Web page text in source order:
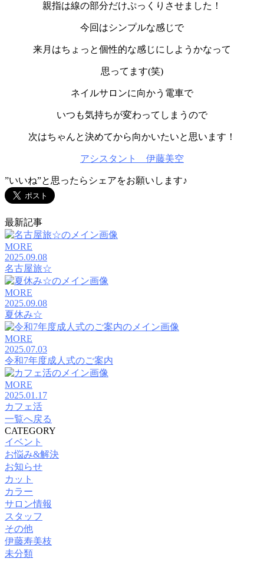
親指は線の部分だけぷっくりさせました！
今回はシンプルな感じで
来月はちょっと個性的な感じにしようかなって
思ってます(笑)
ネイルサロンに向かう電車で
いつも気持ちが変わってしまうので
次はちゃんと決めてから向かいたいと思います！
アシスタント 伊藤美空
”いいね”と思ったらシェアをお願いします♪
最新記事
MORE
2025.09.08
名古屋旅☆
MORE
2025.09.08
夏休み☆
MORE
2025.07.03
令和7年度成人式のご案内
MORE
2025.01.17
カフェ活
一覧へ戻る
CATEGORY
イベント
お悩み&解決
お知らせ
カット
カラー
サロン情報
スタッフ
その他
伊藤寿美枝
未分類